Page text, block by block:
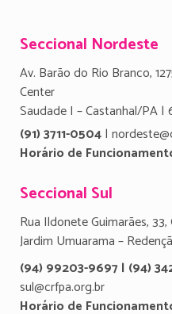
Seccional Nordeste
Av. Barão do Rio Branco,
Center
Saudade I – Castanhal/PA |
(91) 3711-0504|
Horário de
Seccional Sul
Rua Ildonete Guimarães,
Jardim Umuarama –
(94) 99203-9697 | (94)
sul@crfpa.org.br
Horário de